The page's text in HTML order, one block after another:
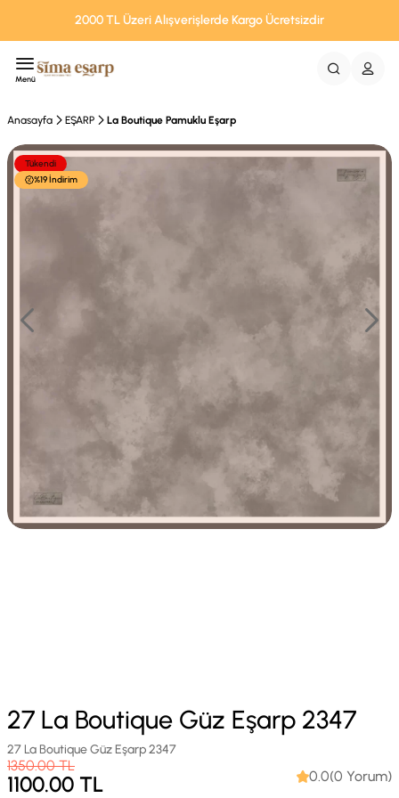
2000 TL Üzeri Alışverişlerde Kargo Ücretsizdir
Menü
Anasayfa EŞARP La Boutique Pamuklu Eşarp
Tükendi
%19 İndirim
27 La Boutique Güz Eşarp 2347
27 La Boutique Güz Eşarp 2347
1350.00TL
1100.00 TL 0.0(0 Yorum)